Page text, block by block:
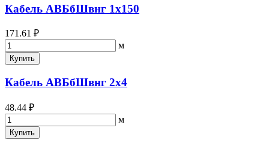
Кабель АВБбШвнг 1х150
171.61 ₽
м
Купить
Кабель АВБбШвнг 2х4
48.44 ₽
м
Купить